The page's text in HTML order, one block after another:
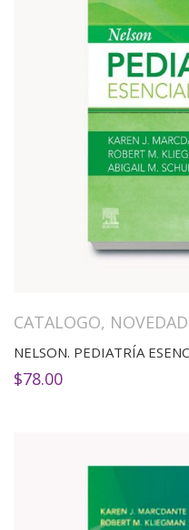
CATALOGO,
NELSON. PEDIATRÍA
$78.00